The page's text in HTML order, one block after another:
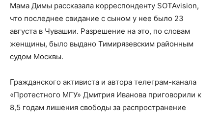
Мама Димы рассказала корреспонденту SOTAvision,
что последнее свидание с сыном у нее было 23
августа в Чувашии. Разрешение на это, по словам
женщины, было выдано Тимирязевским районным
судом Москвы.
Гражданского активиста и автора телеграм-канала
«Протестного МГУ» Дмитрия Иванова приговорили к
8,5 годам лишения свободы за распространение